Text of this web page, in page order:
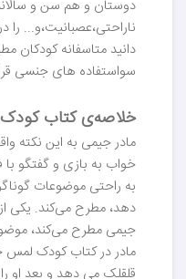
دوستان و هم سن و
ناراحتی،عصبانیت،و...
دانید متاسفانه کودکان
سواستفاده های جنسی
خلاصه‌ی کتاب
مادر جیمی به این نکته
خواب به بازی و گفتگو با
به راحتی موضوعات
دهد، مطرح می‌کند. یکی
جیمی مطرح می‌کند،
مادر در کتاب کودک لمس